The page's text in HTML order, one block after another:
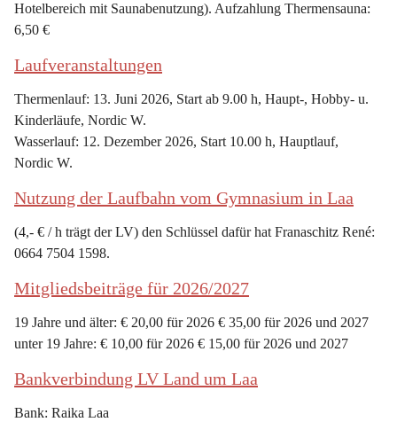
Hotelbereich mit Saunabenutzung). Aufzahlung Thermensauna:
6,50 €
Laufveranstaltungen
Thermenlauf: 13. Juni 2026, Start ab 9.00 h, Haupt-, Hobby- u.
Kinderläufe, Nordic W.
Wasserlauf: 12. Dezember 2026, Start 10.00 h, Hauptlauf,
Nordic W.
Nutzung der Laufbahn vom Gymnasium in Laa
(4,- € / h trägt der LV) den Schlüssel dafür hat Franaschitz René:
0664 7504 1598.
Mitgliedsbeiträge für 2026/2027
19 Jahre und älter: € 20,00 für 2026 € 35,00 für 2026 und 2027
unter 19 Jahre: € 10,00 für 2026 € 15,00 für 2026 und 2027
Bankverbindung LV Land um Laa
Bank: Raika Laa